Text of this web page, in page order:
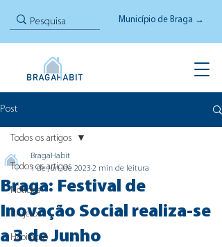
Município de Braga →
Post
Todos os artigos
Notícias
Projetos
Habitação
Todos os artigos
Braga: Festival de
Inovação Social realiza-se
a 3 de Junho
BragaHabit
1 de jun. de 2023 2 min de leitura